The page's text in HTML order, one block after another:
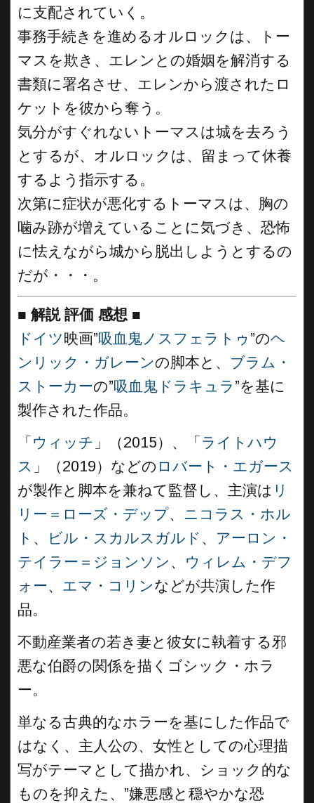
に支配されていく。
事務手続きを進めるオルロックは、トー
マスを欺き、エレンとの婚姻を解消する
書類に署名させ、エレンから渡されたロ
ケットを彼から奪う。
気分がすぐれないトーマスは城を去ろう
とするが、オルロックは、留まって休養
するよう指示する。
次第に症状が悪化するトーマスは、胸の
噛み跡が増えていることに気づき、恐怖
に怯えながら城から脱出しようとするの
だが・・・。
■ 解説 評価 感想 ■
ドイツ映画”吸血鬼ノスフェラトゥ ”のヘ
ンリック・ガレーンの脚本と、 ブラム・
ストーカーの”吸血鬼ドラキュラ ”を基に
製作された作品。
「 ウィッチ 」（2015）、「 ライトハウ
ス 」（2019）などの ロバート・エガース
が製作と脚本を兼ねて監督し、主演は リ
リー＝ローズ・デップ、 ニコラス・ホル
ト 、 ビル・スカルスガルド 、 アーロン・
テイラー＝ジョンソン 、 ウィレム・デフ
ォー、 エマ・コリンなどが共演した作
品。
不動産業者の若き妻と彼女に執着する邪
悪な伯爵の関係を描くゴシック・ホラ
ー。
単なる古典的なホラーを基にした作品で
はなく、主人公の、女性としての心理描
写がテーマとして描かれ、ショック的な
ものを抑えた、”嫌悪感と穏やかな恐